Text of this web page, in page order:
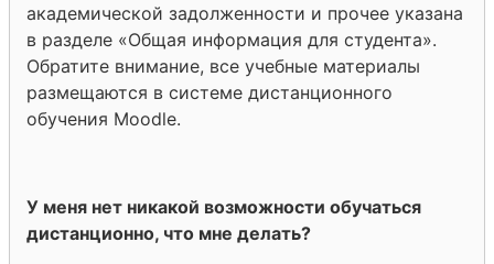
академической задолженности и прочее указана
в разделе «Общая информация для студента».
Обратите внимание, все учебные материалы
размещаются в системе дистанционного
обучения Moodle.
У меня нет никакой возможности обучаться
дистанционно, что мне делать?